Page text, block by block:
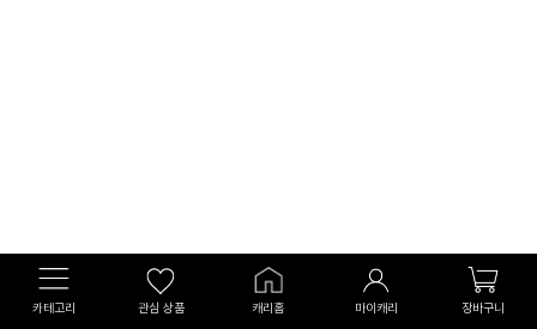
카테고리 관심 상품 캐리홈 마이캐리 장바구니